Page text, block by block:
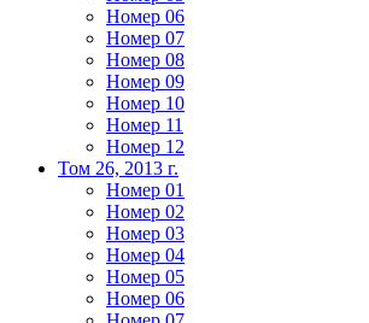
Номер 06
Номер 07
Номер 08
Номер 09
Номер 10
Номер 11
Номер 12
Том 26, 2013 г.
Номер 01
Номер 02
Номер 03
Номер 04
Номер 05
Номер 06